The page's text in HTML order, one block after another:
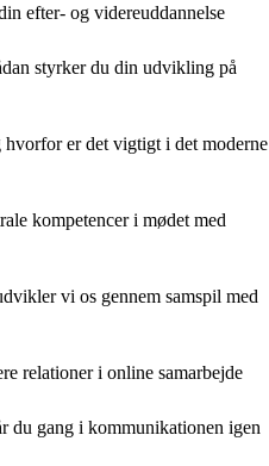
efter- og videreuddannelse
styrker du din udvikling på
er det vigtigt i det moderne
kompetencer i mødet med
vi os gennem samspil med
relationer i online samarbejde
du gang i kommunikationen igen